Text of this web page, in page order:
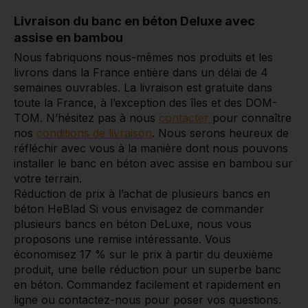
Livraison du banc en béton Deluxe avec
assise en bambou
Nous fabriquons nous-mêmes nos produits et les
livrons dans la France entière dans un délai de 4
semaines ouvrables. La livraison est gratuite dans
toute la France, à l’exception des îles et des DOM-
TOM. N’hésitez pas à nous contacter pour connaître
nos conditions de livraison. Nous serons heureux de
réfléchir avec vous à la manière dont nous pouvons
installer le banc en béton avec assise en bambou sur
votre terrain.
Réduction de prix à l’achat de plusieurs bancs en
béton HeBlad Si vous envisagez de commander
plusieurs bancs en béton DeLuxe, nous vous
proposons une remise intéressante. Vous
économisez 17 % sur le prix à partir du deuxième
produit, une belle réduction pour un superbe banc
en béton. Commandez facilement et rapidement en
ligne ou contactez-nous pour poser vos questions.